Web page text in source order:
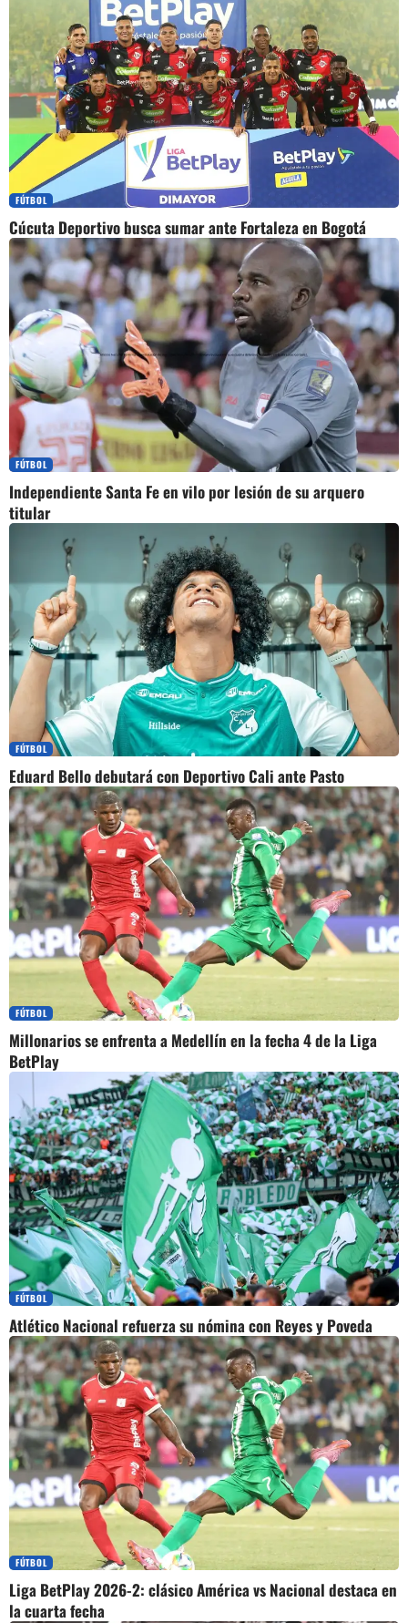
FÚTBOL
Cúcuta Deportivo busca sumar ante Fortaleza en Bogotá
FÚTBOL
Independiente Santa Fe en vilo por lesión de su arquero
titular
FÚTBOL
Eduard Bello debutará con Deportivo Cali ante Pasto
FÚTBOL
Millonarios se enfrenta a Medellín en la fecha 4 de la Liga
BetPlay
FÚTBOL
Atlético Nacional refuerza su nómina con Reyes y Poveda
FÚTBOL
Liga BetPlay 2026-2: clásico América vs Nacional destaca en
la cuarta fecha